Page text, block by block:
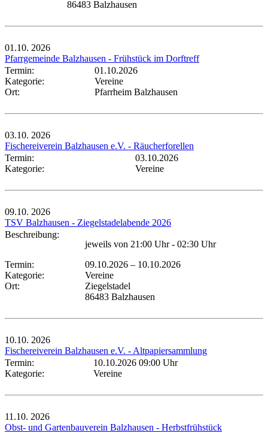
86483 Balzhausen
01.10. 2026
Pfarrgemeinde Balzhausen - Frühstück im Dorftreff
Termin:
01.10.2026
Kategorie:
Vereine
Ort:
Pfarrheim Balzhausen
03.10. 2026
Fischereiverein Balzhausen e.V. - Räucherforellen
Termin:
03.10.2026
Kategorie:
Vereine
09.10. 2026
TSV Balzhausen - Ziegelstadelabende 2026
Beschreibung:
jeweils von 21:00 Uhr - 02:30 Uhr
Termin:
09.10.2026 – 10.10.2026
Kategorie:
Vereine
Ort:
Ziegelstadel
86483 Balzhausen
10.10. 2026
Fischereiverein Balzhausen e.V. - Altpapiersammlung
Termin:
10.10.2026 09:00 Uhr
Kategorie:
Vereine
11.10. 2026
Obst- und Gartenbauverein Balzhausen - Herbstfrühstück